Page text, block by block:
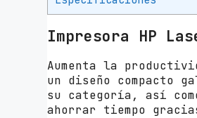
Impresora HP
Aumenta la
un diseño compacto
su categoría, así
ahorrar tiempo